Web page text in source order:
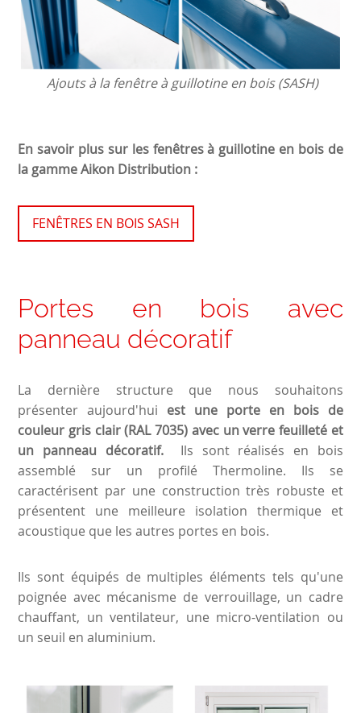
Ajouts à la fenêtre à guillotine en bois (SASH)
En savoir plus sur les fenêtres à guillotine en bois de
la gamme Aikon Distribution :
FENÊTRES EN BOIS SASH
Portes en bois avec
panneau décoratif
La dernière structure que nous souhaitons
présenter aujourd'hui est une porte en bois de
couleur gris clair (RAL 7035) avec un verre feuilleté et
un panneau décoratif.Ils sont réalisés en bois
assemblé sur un profilé Thermoline. Ils se
caractérisent par une construction très robuste et
présentent une meilleure isolation thermique et
acoustique que les autres portes en bois.
Ils sont équipés de multiples éléments tels qu'une
poignée avec mécanisme de verrouillage, un cadre
chauffant, un ventilateur, une micro-ventilation ou
un seuil en aluminium.